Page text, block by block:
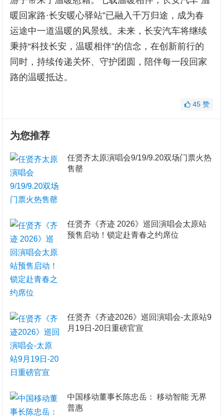
暖回家路·长安暖心驿站”已融入千万归途，成为春
运途中一道温暖的风景线。未来，长安汽车将继续
秉持“科技长安，温暖相伴”的信念，在创新前行的
同时，持续传递关怀、守护团圆，陪伴每一段回家
路的温暖抵达。
45 赞
为您推荐
任贤齐太原演唱会9/19/9.20双场门票火热
售罄
任贤齐《齐迹 2026》巡回演唱会太原站
预售启动！锁定赴青春之约席位
任贤齐《齐迹2026》巡回演唱会-太原站9
月19日-20日重磅官宣
​中国移动董事长陈忠岳： 移动智能 无界
普惠